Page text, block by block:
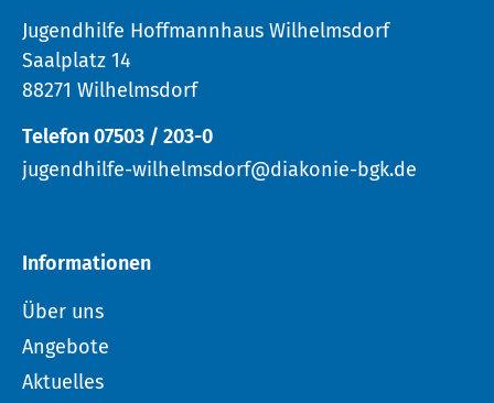
Jugendhilfe Hoffmannhaus Wilhelmsdorf
Saalplatz 14
88271 Wilhelmsdorf
Telefon 07503 / 203-0
jugendhilfe-wilhelmsdorf@diakonie-bgk.de
Informationen
Über uns
Angebote
Aktuelles